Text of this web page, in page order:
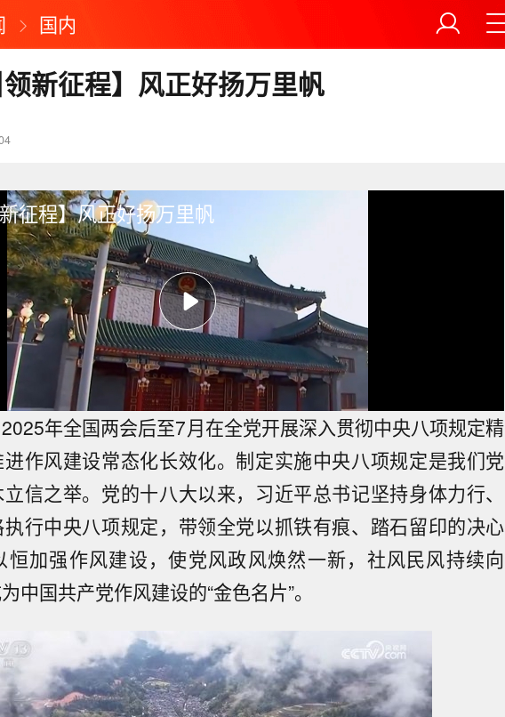
国内
领新征程】风正好扬万里帆
征程】风正好扬万里帆
年全国两会后至7月在全党开展深入贯彻中央八项规定精
作风建设常态化长效化。制定实施中央八项规定是我们党
信之举。党的十八大以来，习近平总书记坚持身体力行、
行中央八项规定，带领全党以抓铁有痕、踏石留印的决心
恒加强作风建设，使党风政风焕然一新，社风民风持续向
中国共产党作风建设的“金色名片”。